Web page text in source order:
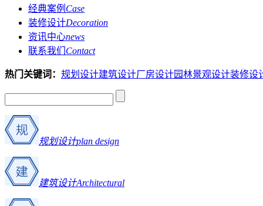
经典案例 Case
装修设计Decoration
资讯中心news
联系我们 Contact
热门关键词： 规划设计建筑设计厂房设计园林景观设计装修设
规划设计plan design
建筑设计Architectural